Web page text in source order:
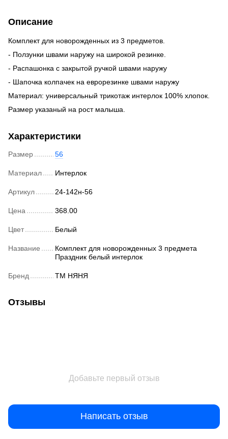
Описание
Комплект для новорожденных из 3 предметов.
- Ползунки швами наружу на широкой резинке.
- Распашонка с закрытой ручкой швами наружу
- Шапочка колпачек на еврорезинке швами наружу
Материал: универсальный трикотаж интерлок 100% хлопок.
Размер указаный на рост малыша.
Характеристики
Размер 56
Материал Интерлок
Артикул 24-142н-56
Цена 368.00
Цвет Белый
Название
Комплект для новорожденных 3 предмета
Праздник белый интерлок
Бренд ТМ НЯНЯ
Отзывы
Добавьте первый отзыв
Написать отзыв